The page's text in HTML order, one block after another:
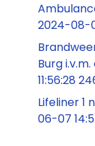
2024-08-
Burg
11:56:28
Lifeliner 1
06-07